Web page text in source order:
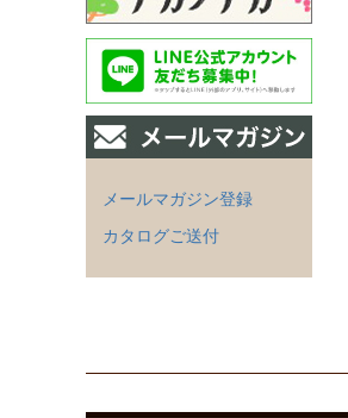
メールマガジン登録
カタログご送付